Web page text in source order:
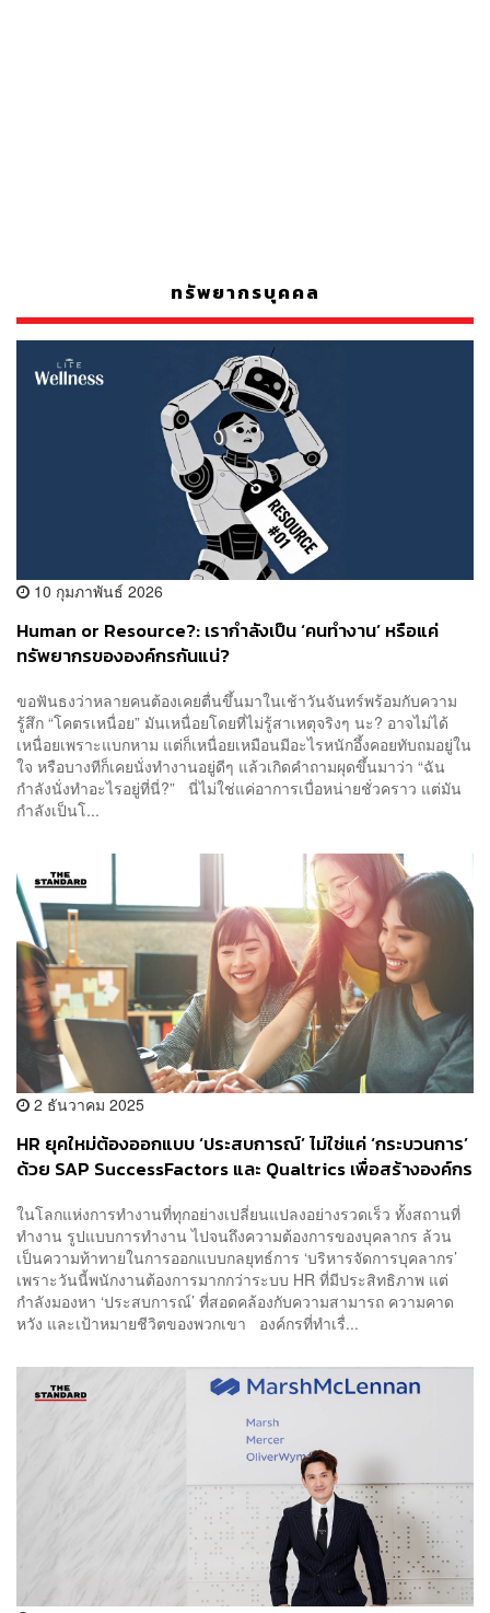
ทรัพยากรบุคคล
10 กุมภาพันธ์ 2026
Human or Resource?: เรากำลังเป็น ‘คนทำงาน’ หรือแค่
ทรัพยากรขององค์กรกันแน่?
ขอฟันธงว่าหลายคนต้องเคยตื่นขึ้นมาในเช้าวันจันทร์พร้อมกับความ
รู้สึก “โคตรเหนื่อย” มันเหนื่อยโดยที่ไม่รู้สาเหตุจริงๆ นะ? อาจไม่ได้
เหนื่อยเพราะแบกหาม แต่ก็เหนื่อยเหมือนมีอะไรหนักอึ้งคอยทับถมอยู่ใน
ใจ หรือบางทีก็เคยนั่งทำงานอยู่ดีๆ แล้วเกิดคำถามผุดขึ้นมาว่า “ฉัน
กำลังนั่งทำอะไรอยู่ที่นี่?” นี่ไม่ใช่แค่อาการเบื่อหน่ายชั่วคราว แต่มัน
กำลังเป็นโ...
2 ธันวาคม 2025
HR ยุคใหม่ต้องออกแบบ ‘ประสบการณ์’ ไม่ใช่แค่ ‘กระบวนการ’
ด้วย SAP SuccessFactors และ Qualtrics เพื่อสร้างองค์กร
ในโลกแห่งการทำงานที่ทุกอย่างเปลี่ยนแปลงอย่างรวดเร็ว ทั้งสถานที่
ทำงาน รูปแบบการทำงาน ไปจนถึงความต้องการของบุคลากร ล้วน
เป็นความท้าทายในการออกแบบกลยุทธ์การ ‘บริหารจัดการบุคลากร’
เพราะวันนี้พนักงานต้องการมากกว่าระบบ HR ที่มีประสิทธิภาพ แต่
กำลังมองหา ‘ประสบการณ์’ ที่สอดคล้องกับความสามารถ ความคาด
หวัง และเป้าหมายชีวิตของพวกเขา องค์กรที่ทำเรื่...